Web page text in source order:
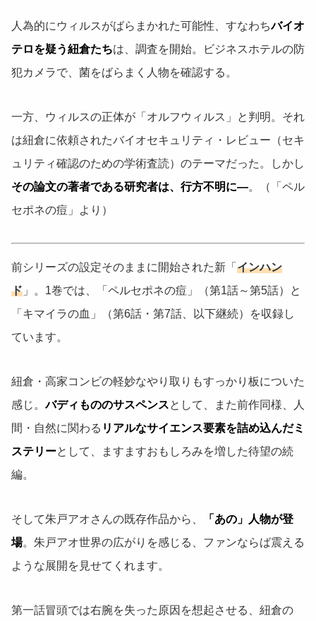
人為的にウィルスがばらまかれた可能性、すなわちバイオ
テロを疑う紐倉たちは、調査を開始。ビジネスホテルの防
犯カメラで、菌をばらまく人物を確認する。
一方、ウィルスの正体が「オルフウィルス」と判明。それ
は紐倉に依頼されたバイオセキュリティ・レビュー（セキ
ュリティ確認のための学術査読）のテーマだった。しかし
その論文の著者である研究者は、行方不明に―。（「ペル
セポネの痘」より）
前シリーズの設定そのままに開始された新「 インハン
ド 」。1巻では、「ペルセポネの痘」（第1話～第5話）と
「キマイラの血」（第6話・第7話、以下継続）を収録し
ています。
紐倉・高家コンビの軽妙なやり取りもすっかり板についた
感じ。バディもののサスペンスとして、また前作同様、人
間・自然に関わる リアルなサイエンス要素を詰め込んだミ
ステリーとして、ますますおもしろみを増した待望の続
編。
そして朱戸アオさんの既存作品から、
「あの」人物が登
場。朱戸アオ世界の広がりを感じる、ファンならば震える
ような展開を見せてくれます。
第一話冒頭では右腕を失った原因を想起させる、紐倉の